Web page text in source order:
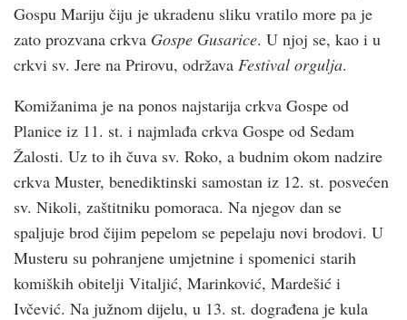
Gospu Mariju čiju je ukradenu sliku vratilo more pa je
zato prozvana crkva Gospe Gusarice. U njoj se, kao i u
crkvi sv. Jere na Prirovu, održava Festival orgulja.
Komižanima je na ponos najstarija crkva Gospe od
Planice iz 11. st. i najmlađa crkva Gospe od Sedam
Žalosti. Uz to ih čuva sv. Roko, a budnim okom nadzire
crkva Muster, benediktinski samostan iz 12. st. posvećen
sv. Nikoli, zaštitniku pomoraca. Na njegov dan se
spaljuje brod čijim pepelom se pepelaju novi brodovi. U
Musteru su pohranjene umjetnine i spomenici starih
komiških obitelji Vitaljić, Marinković, Mardešić i
Ivčević. Na južnom dijelu, u 13. st. dograđena je kula